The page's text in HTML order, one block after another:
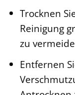
Trocknen
Reinigung
zu
Entfernen